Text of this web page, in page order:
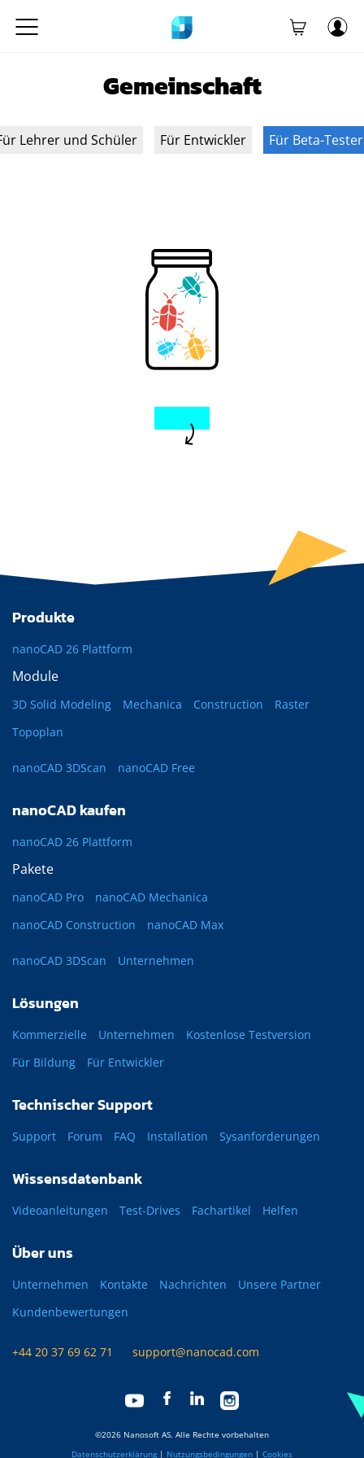
Gemeinschaft
Lehrer und Schüler Für Entwickler Für Beta-Tester
Produkte
nanoCAD 26 Plattform
Module
3D Solid Modeling Mechanica Construction
Raster
Topoplan
nanoCAD 3DScan nanoCAD Free
nanoCAD kaufen
nanoCAD 26 Plattform
Pakete
nanoCAD Pro
nanoCAD Mechanica
nanoCAD Construction
nanoCAD Max
nanoCAD 3DScan Unternehmen
Lösungen
Kommerzielle Unternehmen
Kostenlose Testversion
Für Bildung
Für Entwickler
Technischer Support
Support Forum FAQ Installation Sysanforderungen
Wissensdatenbank
Videoanleitungen Test-Drives Fachartikel Helfen
Über uns
Unternehmen Kontakte Nachrichten
Unsere Partner
Kundenbewertungen
+44 20 37 69 62 71 support@nanocad.com
©2026 Nanosoft AS. Alle Rechte vorbehalten
Datenschutzerklärung | Nutzungsbedingungen | Cookies